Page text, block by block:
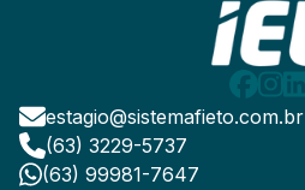
estagio@sistemafieto.com.br
(63) 3229-5737
(63) 99981-7647